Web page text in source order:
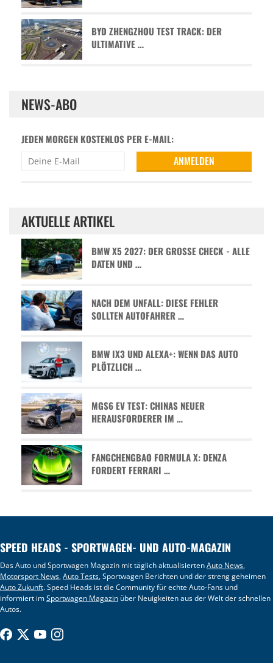
BYD ZHENGZHOU TEST TRACK: DER
ULTIMATIVE …
NEWS-ABO
JEDEN MORGEN KOSTENLOS PER E-MAIL:
AKTUELLE ARTIKEL
BMW X5 2027: DER GROSSE CHECK - ALLE D
ATEN UND …
NACH DEM UNFALL: DIESE FEHLER
SOLLTEN AUTOFAHRER …
BMW IX3 UND ALEXA+: WENN DAS AUTO
PLÖTZLICH …
MGS6 EV TEST: CHINAS NEUER
HERAUSFORDERER IM …
FANGCHENGBAO FORMULA X: DENZA
FORDERT FERRARI …
SPEED HEADS - SPORTWAGEN- UND AUTO-MAGAZIN
Das Auto und Sportwagen Magazin mit täglich aktualisiertenAuto News,
Motorsport News,Auto Tests, Sportwagen Berichten und der streng geheimen
Auto Zukunft. Speed Heads ist die Community für echte Auto-Fans und
informiert imSportwagen Magazin über Neuigkeiten aus der Welt der schnellen
Autos.